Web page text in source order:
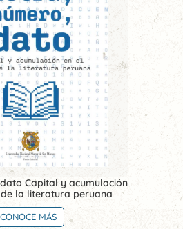
Capital y acumulación
la literatura peruana
CONOCE MÁS